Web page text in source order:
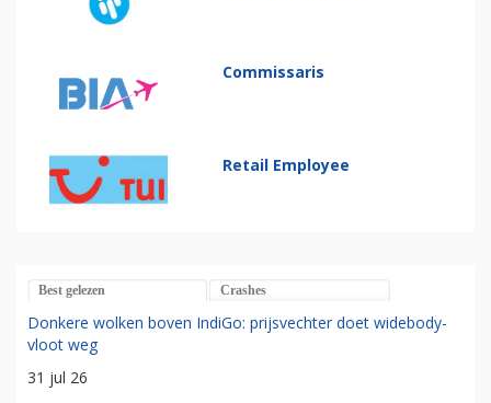
Commissaris
Retail Employee
Best gelezen Crashes
Donkere wolken boven IndiGo: prijsvechter doet widebody-
vloot weg
31 jul 26